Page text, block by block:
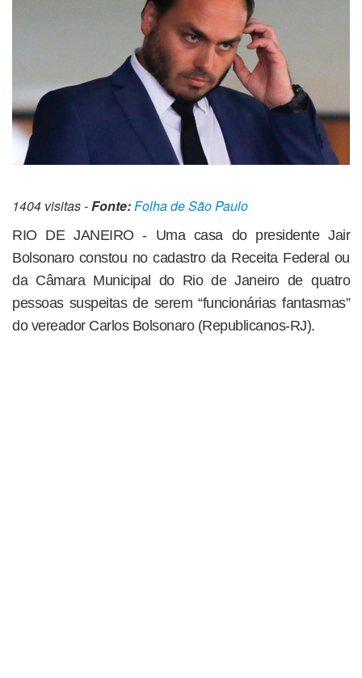
1404 visitas -Fonte:Folha de São Paulo
RIO DE JANEIRO - Uma casa do presidente Jair
Bolsonaro constou no cadastro da Receita Federal ou
da Câmara Municipal do Rio de Janeiro de quatro
pessoas suspeitas de serem “funcionárias fantasmas”
do vereador Carlos Bolsonaro (Republicanos-RJ).